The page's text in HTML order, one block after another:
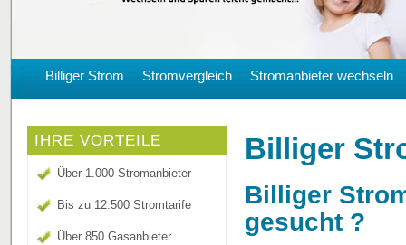
Billiger Strom Stromvergleich Stromanbieter wechseln
IHRE VORTEILE
Über 1.000 Stromanbieter
Bis zu 12.500 Stromtarife
Über 850 Gasanbieter
Billiger
Billiger
gesucht ?